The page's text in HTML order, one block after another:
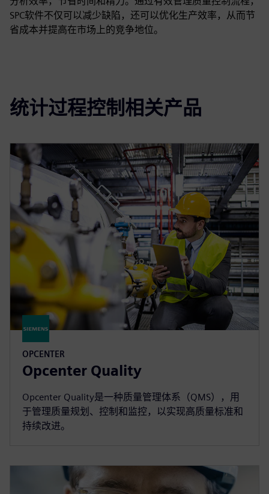
SPC软件不仅可以减少缺陷，还可以优化生产效率，从而节
省成本并提高在市场上的竞争地位。
统计过程控制相关产品
OPCENTER
Opcenter Quality
Opcenter Quality是一种质量管理体系（QMS），用
于管理质量规划、控制和监控，以实现高质量标准和
持续改进。